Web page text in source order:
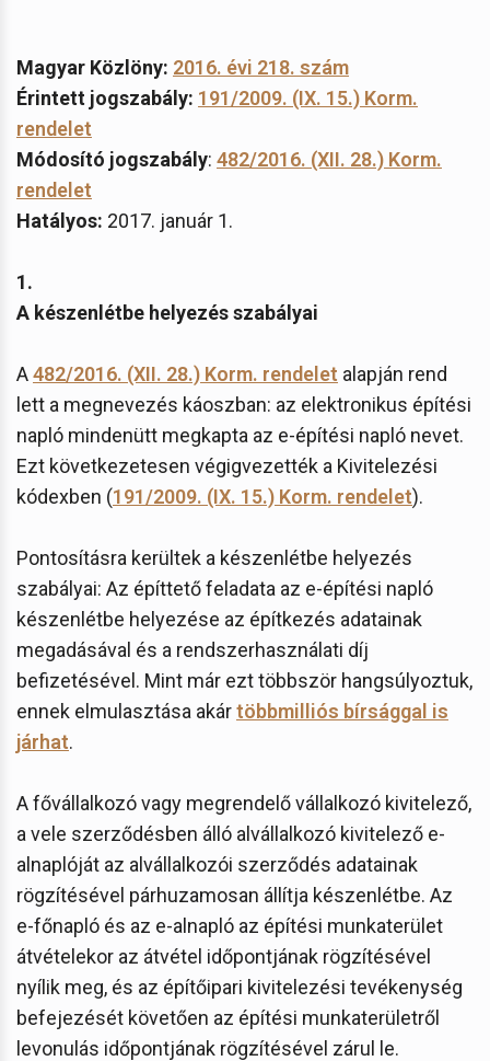
Magyar Közlöny: 2016. évi 218. szám
Érintett jogszabály: 191/2009. (IX. 15.) Korm.
rendelet
Módosító jogszabály: 482/2016. (XII. 28.) Korm.
rendelet
Hatályos: 2017. január 1.
1.
A készenlétbe helyezés szabályai
A482/2016. (XII. 28.) Korm. rendelet alapján rend
lett a megnevezés káoszban: az elektronikus építési
napló mindenütt megkapta az e-építési napló nevet.
Ezt következetesen végigvezették a Kivitelezési
kódexben (191/2009. (IX. 15.) Korm. rendelet).
Pontosításra kerültek a készenlétbe helyezés
szabályai: Az építtető feladata az e-építési napló
készenlétbe helyezése az építkezés adatainak
megadásával és a rendszerhasználati díj
befizetésével. Mint már ezt többször hangsúlyoztuk,
ennek elmulasztása akártöbbmilliós bírsággal is
járhat.
A fővállalkozó vagy megrendelő vállalkozó kivitelező,
a vele szerződésben álló alvállalkozó kivitelező e-
alnaplóját az alvállalkozói szerződés adatainak
rögzítésével párhuzamosan állítja készenlétbe. Az
e-főnapló és az e-alnapló az építési munkaterület
átvételekor az átvétel időpontjának rögzítésével
nyílik meg, és az építőipari kivitelezési tevékenység
befejezését követően az építési munkaterületről
levonulás időpontjának rögzítésével zárul le.